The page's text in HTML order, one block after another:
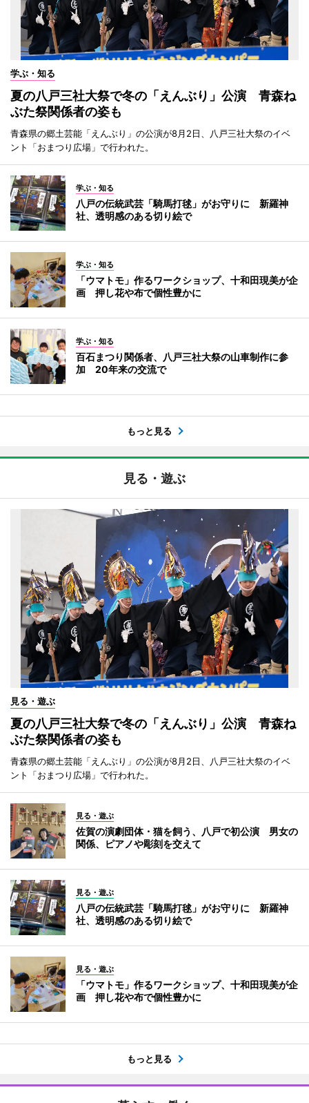
学ぶ・知る
夏の八戸三社大祭で冬の「えんぶり」公演 青森ね
ぶた祭関係者の姿も
青森県の郷土芸能「えんぶり」の公演が8月2日、八戸三社大祭のイベ
ント「おまつり広場」で行われた。
学ぶ・知る
八戸の伝統武芸「騎馬打毬」がお守りに 新羅神
社、透明感のある切り絵で
学ぶ・知る
「ウマトモ」作るワークショップ、十和田現美が企
画 押し花や布で個性豊かに
学ぶ・知る
百石まつり関係者、八戸三社大祭の山車制作に参
加 20年来の交流で
もっと見る
見る・遊ぶ
見る・遊ぶ
夏の八戸三社大祭で冬の「えんぶり」公演 青森ね
ぶた祭関係者の姿も
青森県の郷土芸能「えんぶり」の公演が8月2日、八戸三社大祭のイベ
ント「おまつり広場」で行われた。
見る・遊ぶ
佐賀の演劇団体・猫を飼う、八戸で初公演 男女の
関係、ピアノや彫刻を交えて
見る・遊ぶ
八戸の伝統武芸「騎馬打毬」がお守りに 新羅神
社、透明感のある切り絵で
見る・遊ぶ
「ウマトモ」作るワークショップ、十和田現美が企
画 押し花や布で個性豊かに
もっと見る